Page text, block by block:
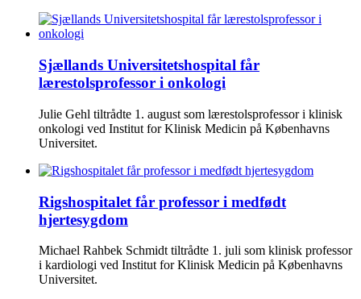
Sjællands Universitetshospital får
lærestolsprofessor i onkologi
Julie Gehl tiltrådte 1. august som lærestolsprofessor i klinisk
onkologi ved Institut for Klinisk Medicin på Københavns
Universitet.
Rigshospitalet får professor i medfødt
hjertesygdom
Michael Rahbek Schmidt tiltrådte 1. juli som klinisk professor
i kardiologi ved Institut for Klinisk Medicin på Københavns
Universitet.